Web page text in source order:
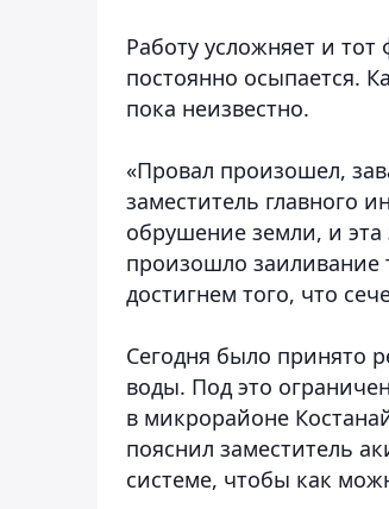
Работу усложняет и
постоянно осыпается.
пока неизвестно.
«Провал произошел,
заместитель главного
обрушение земли, и эта
произошло заиливание
достигнем того, что
Сегодня было принято
воды. Под это
в микрорайоне
пояснил заместитель
системе, чтобы как